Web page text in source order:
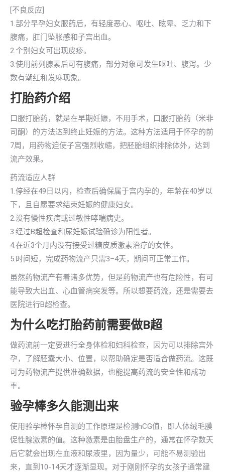
[不良反应]
1.部分早孕妇女服药后，有轻度恶心、呕吐、眩晕、乏力和下
腹痛，肛门坠胀感和子宫出血。
2.个别妇女可出现皮疹。
3.使用前列腺素后可有腹痛，部分对象可发生呕吐、腹泻。少
数有潮红和发麻现象。
打胎药介绍
口服打胎药，就是在早期妊娠，不用手术，口服打胎药（米非
司酮）的方法达到终止妊娠的方法。这种方法适用于怀孕的前
7周，用药物迫使子宫强烈收缩，把胚胎组织排除体外，达到
流产效果。
药流适应人群
1.停经在49日以内，检查后确保属于宫内孕的，年龄在40岁以
下，且自愿要求结束妊娠的健康妇女。
2.没有慢性疾病或过敏性哮喘病史。
3.经过B超检查和尿妊娠试验确诊为阳性者。
4.在近3个月内没有接受过糖皮质激素治疗的女性。
5.时间短，完成药物流产只需3–4天，期间可正常工作。
虽然药物流产有着诸多优势，但是药物流产也有危险性，有可
能导致大出血、心血管病突发等。所以想要药流，还是需要去
医院进行B超检查。
为什么吃打胎药前需要做B超
做药流前一定要进行全身体检和妇科检查，因为可以排除宫外
孕，了解胚囊大小、位置，以帮助确定是否适合做药流。这既
可为药物流产提供准确数据，也能提高药流的安全性和成功
率。
验孕棒多久能测出来
使用验孕棒怀孕自测的工作原理是检测hCG值，即人体绒毛膜
促性腺激素的值。这种激素是由胎盘生产的，通常在怀孕数天
后它就会出现在血液和尿液里，因为量少，可能不易测验出
来，直到10-14天才逐渐显现。对于刚刚怀孕的女孩子通常建